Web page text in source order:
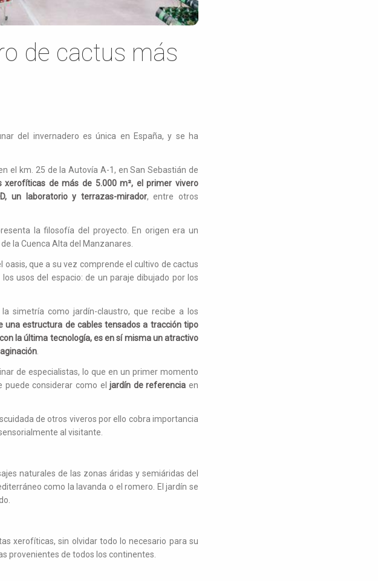
de cactus más
del invernadero es única en España, y se ha
el km. 25 de la Autovía A-1, en San Sebastián de
de más de 5.000 m², el primer vivero
un laboratorio y terrazas-mirador, entre otros
la filosofía del proyecto. En origen era un
la Cuenca Alta del Manzanares.
que a su vez comprende el cultivo de cactus
usos del espacio: de un paraje dibujado por los
simetría como jardín-claustro, que recibe a los
una estructura de cables tensados a tracción tipo
la última tecnología, es en sí misma un atractivo
de especialistas, lo que en un primer momento
puede considerar como eljardín de referencia en
de otros viveros por ello cobra importancia
al visitante.
naturales de las zonas áridas y semiáridas del
como la lavanda o el romero. El jardín se
xerofíticas, sin olvidar todo lo necesario para su
provenientes de todos los continentes.